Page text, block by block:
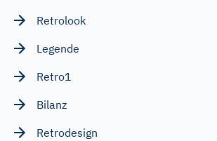
Retrolook
Legende
Retro1
Bilanz
Retrodesign